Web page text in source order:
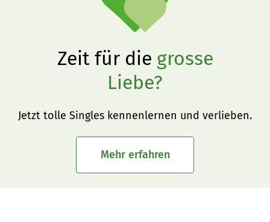
Zeit für die grosse
Liebe?
Jetzt tolle Singles kennenlernen und verlieben.
Mehr erfahren